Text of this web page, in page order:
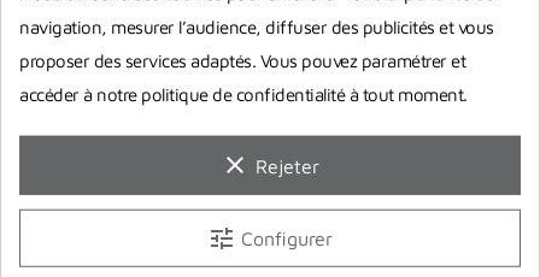
navigation, mesurer l’audience, diffuser des publicités et vous
proposer des services adaptés. Vous pouvez paramétrer et
accéder à notre politique de confidentialité à tout moment.
clear Rejeter
tune Configurer